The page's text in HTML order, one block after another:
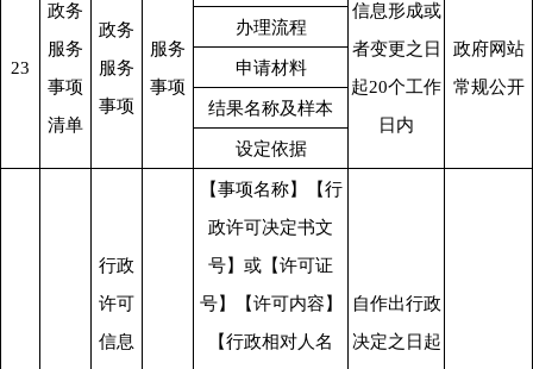
23
政务
服务
事项
清单
政务
服务
事项
服务
事项
信息形成或
者变更之日
起20个工作
日内
政府网站
常规公开
办理流程
申请材料
结果名称及样本
设定依据
行政
许可
信息
【事项名称】【行
政许可决定书文
号】或【许可证
号】【许可内容】
【行政相对人名
自作出行政
决定之日起